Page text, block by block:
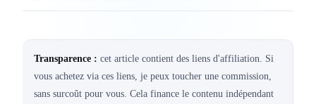
Transparence : cet article contient des liens d'affiliation. Si
vous achetez via ces liens, je peux toucher une commission,
sans surcoût pour vous. Cela finance le contenu indépendant